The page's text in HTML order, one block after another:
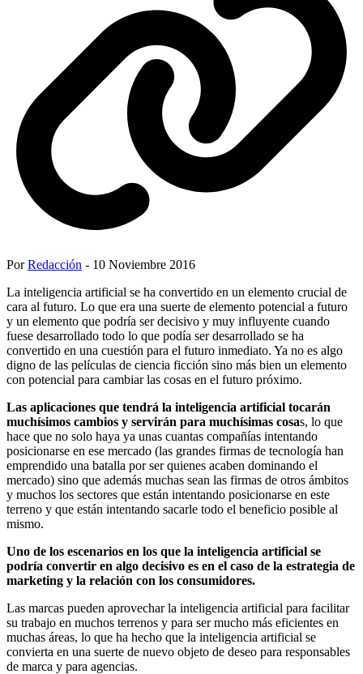
PorRedacción - 10 Noviembre 2016
La inteligencia artificial se ha convertido en un elemento crucial de
cara al futuro. Lo que era una suerte de elemento potencial a futuro
y un elemento que podría ser decisivo y muy influyente cuando
fuese desarrollado todo lo que podía ser desarrollado se ha
convertido en una cuestión para el futuro inmediato. Ya no es algo
digno de las películas de ciencia ficción sino más bien un elemento
con potencial para cambiar las cosas en el futuro próximo.
Las aplicaciones que tendrá la inteligencia artificial tocarán
muchísimos cambios y servirán para muchísimas cosas, lo que
hace que no solo haya ya unas cuantas compañías intentando
posicionarse en ese mercado (las grandes firmas de tecnología han
emprendido una batalla por ser quienes acaben dominando el
mercado) sino que además muchas sean las firmas de otros ámbitos
y muchos los sectores que están intentando posicionarse en este
terreno y que están intentando sacarle todo el beneficio posible al
mismo.
Uno de los escenarios en los que la inteligencia artificial se
podría convertir en algo decisivo es en el caso de la estrategia de
marketing y la relación con los consumidores.
Las marcas pueden aprovechar la inteligencia artificial para facilitar
su trabajo en muchos terrenos y para ser mucho más eficientes en
muchas áreas, lo que ha hecho que la inteligencia artificial se
convierta en una suerte de nuevo objeto de deseo para responsables
de marca y para agencias.